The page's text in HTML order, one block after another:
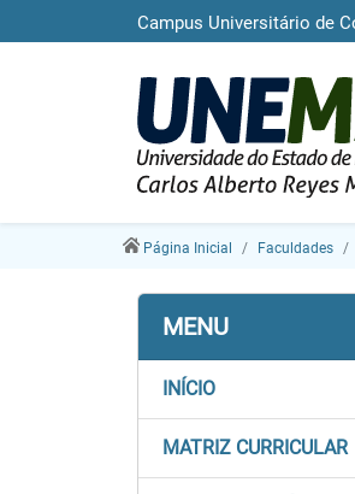
Campus Universitário de
Página Inicial Faculdades
MENU
INÍCIO
MATRIZ CURRICULAR